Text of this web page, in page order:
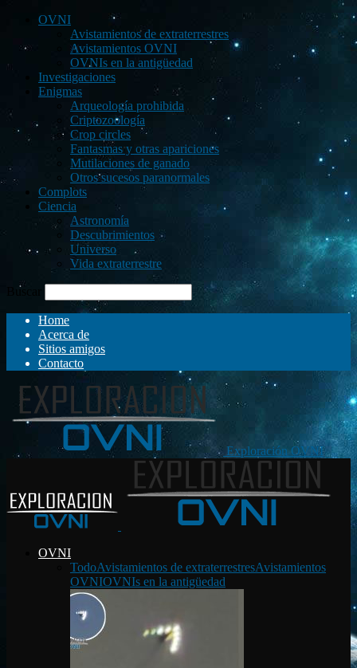
OVNI
Avistamientos de extraterrestres
Avistamientos OVNI
OVNIs en la antigüedad
Investigaciones
Enigmas
Arqueología prohibida
Criptozoología
Crop circles
Fantasmas y otras apariciones
Mutilaciones de ganado
Otros sucesos paranormales
Complots
Ciencia
Astronomía
Descubrimientos
Universo
Vida extraterrestre
Buscar
Home
Acerca de
Sitios amigos
Contacto
Exploración OVNI
OVNI
TodoAvistamientos de extraterrestresAvistamientos
OVNIOVNIs en la antigüedad